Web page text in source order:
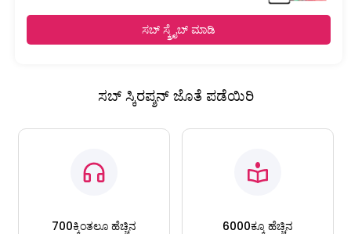
ಸಬ್ ಸ್ಕ್ರೈಬ್ ಮಾಡಿ
ಸಬ್ ಸ್ಕಿರಪ್ಶನ್ ಜೊತೆ ಪಡೆಯಿರಿ
700ಕ್ಕಿಂತಲೂ ಹೆಚ್ಚಿನ
6000ಕ್ಕೂ ಹೆಚ್ಚಿನ